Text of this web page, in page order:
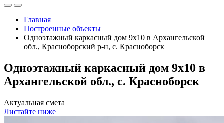
Главная
Построенные объекты
Одноэтажный каркасный дом 9х10 в Архангельской
обл., Красноборский р-н, с. Красноборск
Одноэтажный каркасный дом 9х10 в
Архангельской обл., с. Красноборск
Актуальная смета
Листайте ниже